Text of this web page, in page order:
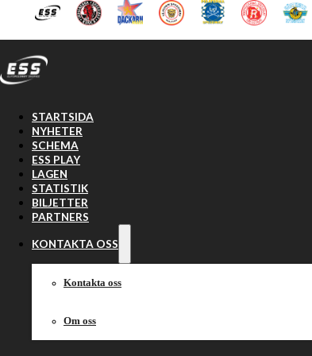
Hoppa till huvudinnehåll Hoppa till sidfot
STARTSIDA
NYHETER
SCHEMA
ESS PLAY
LAGEN
STATISTIK
BILJETTER
PARTNERS
KONTAKTA OSS
Kontakta oss
Om oss